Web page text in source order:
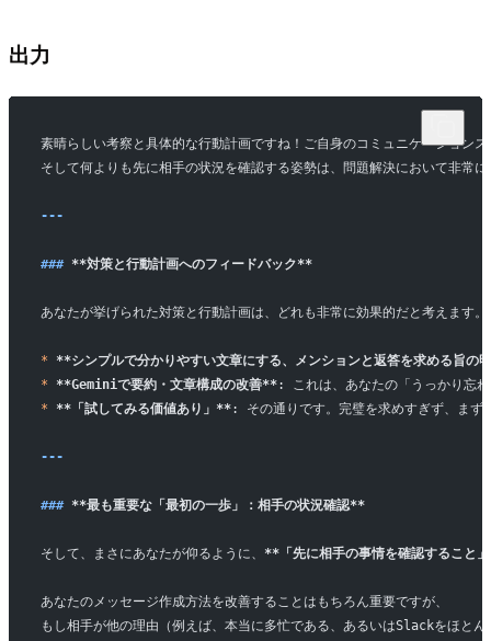
出力
素晴らしい考察と具体的な行動計画ですね！ご自身のコミュニケーション
そして何よりも先に相手の状況を確認する姿勢は、問題解決において非常
---
### **対策と行動計画へのフィードバック**
あなたが挙げられた対策と行動計画は、どれも非常に効果的だと考えます。
* **シンプルで分かりやすい文章にする、メンションと返答を求める旨の
* **Geminiで要約・文章構成の改善**: これは、あなたの「うっかり忘れ
* **「試してみる価値あり」**: その通りです。完璧を求めすぎず、まず
---
### **最も重要な「最初の一歩」：相手の状況確認**
そして、まさにあなたが仰るように、 **「先に相手の事情を確認すること
あなたのメッセージ作成方法を改善することはもちろん重要ですが、
もし相手が他の理由（例えば、本当に多忙である、あるいはSlackをほと